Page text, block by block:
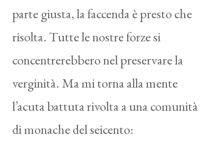
parte giusta, la faccenda è presto che
risolta. Tutte le nostre forze si
concentrerebbero nel preservare la
verginità. Ma mi torna alla mente
l’acuta battuta rivolta a una comunità
di monache del seicento: